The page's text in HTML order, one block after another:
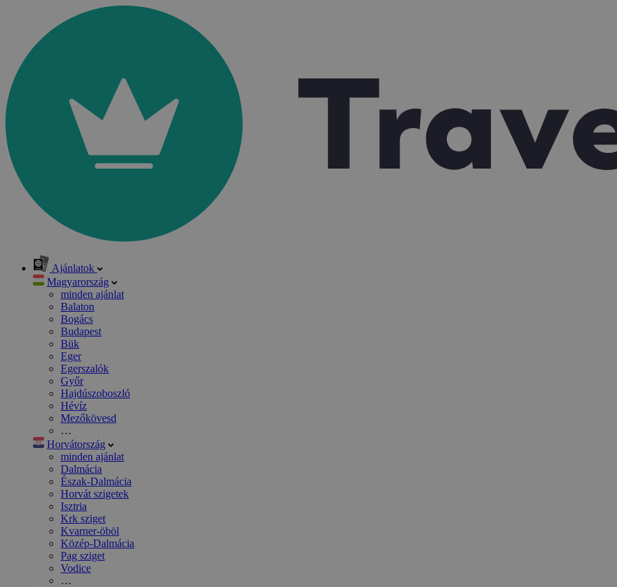
Ajánlatok
Magyarország
minden ajánlat
Balaton
Bogács
Budapest
Bük
Eger
Egerszalók
Győr
Hajdúszoboszló
Hévíz
Mezőkövesd
…
Horvátország
minden ajánlat
Dalmácia
Észak-Dalmácia
Horvát szigetek
Isztria
Krk sziget
Kvarner-öböl
Közép-Dalmácia
Pag sziget
Vodice
…